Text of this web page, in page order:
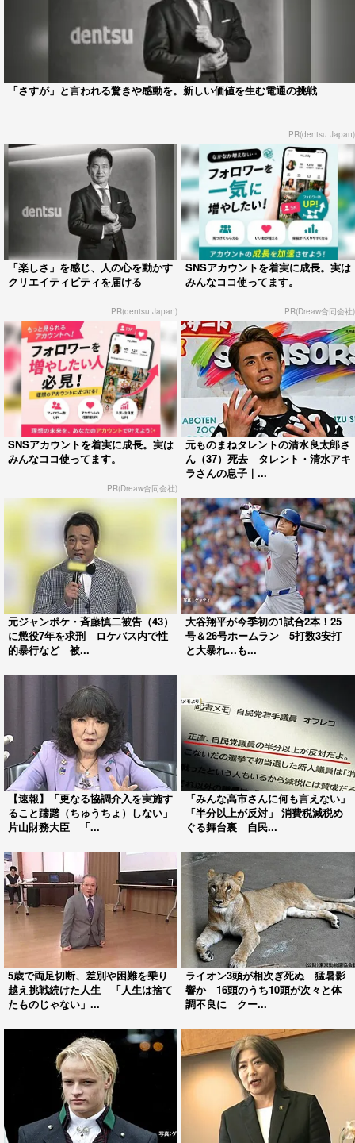
「さすが」と言われる驚きや感動を。新しい価値を生む電通の挑戦
PR(dentsu Japan)
「楽しさ」を感じ、人の心を動かす
クリエイティビティを届ける
PR(dentsu Japan)
SNSアカウントを着実に成長。実は
みんなココ使ってます。
PR(Dreaw合同会社)
SNSアカウントを着実に成長。実は
みんなココ使ってます。
PR(Dreaw合同会社)
元ものまねタレントの清水良太郎さ
ん（37）死去 タレント・清水アキ
ラさんの息子｜...
元ジャンポケ・斉藤慎二被告（43）
に懲役7年を求刑 ロケバス内で性
的暴行など 被...
大谷翔平が今季初の1試合2本！25
号＆26号ホームラン 5打数3安打
と大暴れ…も...
【速報】「更なる協調介入を実施す
ること躊躇（ちゅうちょ）しない」
片山財務大臣 「...
「みんな高市さんに何も言えない」
「半分以上が反対」 消費税減税め
ぐる舞台裏 自民...
5歳で両足切断、差別や困難を乗り
越え挑戦続けた人生 「人生は捨て
たものじゃない」...
ライオン3頭が相次ぎ死ぬ 猛暑影
響か 16頭のうち10頭が次々と体
調不良に クー...